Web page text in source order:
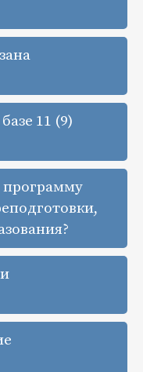
11 (9)
программу